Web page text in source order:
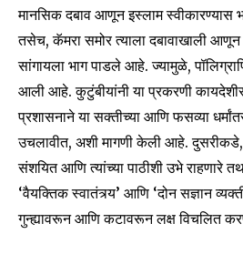
Join our
SUBSCRIBERS and
conversation.
मानसिक दबाव आणून इस्लाम
तसेच, कॅमरा समोर त्याला दबावाखाली
सांगायला भाग पाडले आहे. ज्यामुळे,
आली आहे. कुटुंबीयांनी या प्रकरणी
प्रशासनाने या सक्तीच्या आणि फसव्या
उचलावीत, अशी मागणी केली आहे.
संशयित आणि त्यांच्या पाठीशी उभे राहणारे
‘वैयक्तिक स्वातंत्र्य’ आणि ‘दोन सज्ञान
गुन्ह्यावरून आणि कटावरून लक्ष विचलित